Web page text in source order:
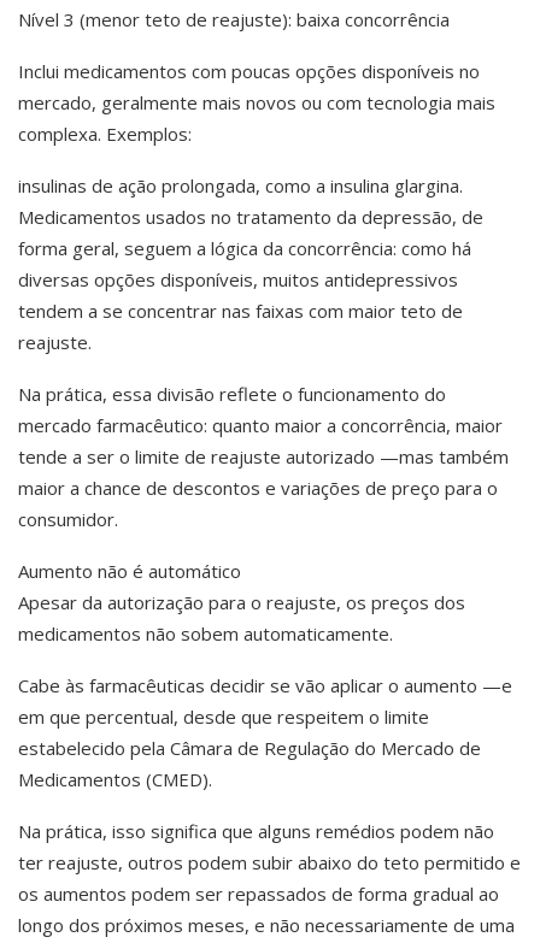
Nível 3 (menor teto de reajuste): baixa concorrência
Inclui medicamentos com poucas opções disponíveis no
mercado, geralmente mais novos ou com tecnologia mais
complexa. Exemplos:
insulinas de ação prolongada, como a insulina glargina.
Medicamentos usados no tratamento da depressão, de
forma geral, seguem a lógica da concorrência: como há
diversas opções disponíveis, muitos antidepressivos
tendem a se concentrar nas faixas com maior teto de
reajuste.
Na prática, essa divisão reflete o funcionamento do
mercado farmacêutico: quanto maior a concorrência, maior
tende a ser o limite de reajuste autorizado —mas também
maior a chance de descontos e variações de preço para o
consumidor.
Aumento não é automático
Apesar da autorização para o reajuste, os preços dos
medicamentos não sobem automaticamente.
Cabe às farmacêuticas decidir se vão aplicar o aumento —e
em que percentual, desde que respeitem o limite
estabelecido pela Câmara de Regulação do Mercado de
Medicamentos (CMED).
Na prática, isso significa que alguns remédios podem não
ter reajuste, outros podem subir abaixo do teto permitido e
os aumentos podem ser repassados de forma gradual ao
longo dos próximos meses, e não necessariamente de uma